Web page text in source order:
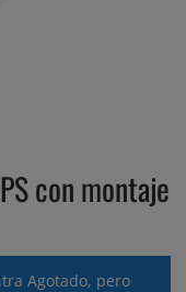
con montaje
Agotado, pero